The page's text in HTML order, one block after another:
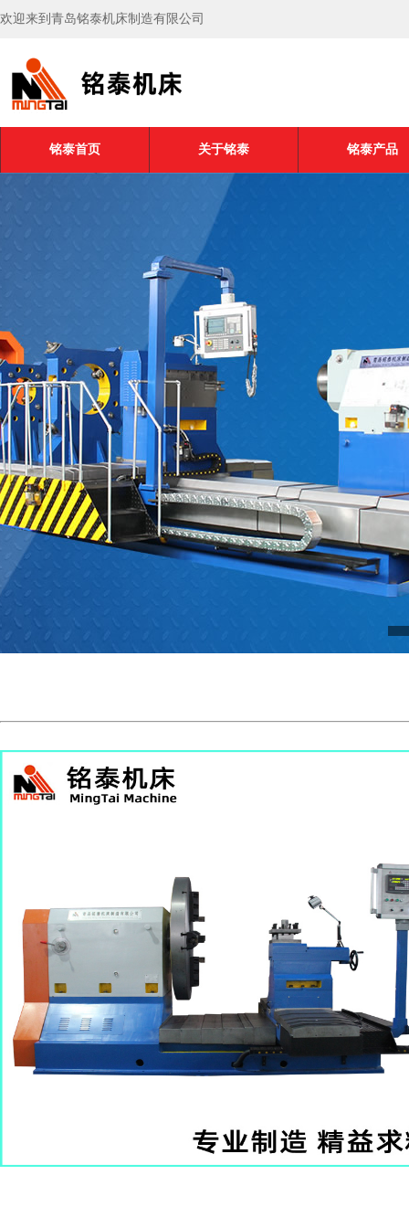
欢迎来到青岛铭泰机床制造有限公司
铭泰首页 关于铭泰 铭泰产品